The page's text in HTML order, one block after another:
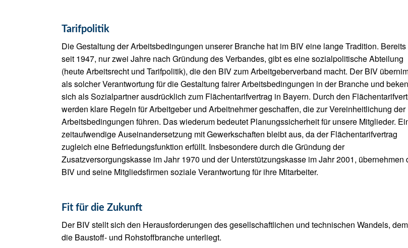
Tarifpolitik
Die Gestaltung der Arbeitsbedingungen unserer Branche hat im BIV eine lange Tradition. Bereits
seit 1947, nur zwei Jahre nach Gründung des Verbandes, gibt es eine sozialpolitische Abteilung
(heute Arbeitsrecht und Tarifpolitik), die den BIV zum Arbeitgeberverband macht. Der BIV
als solcher Verantwortung für die Gestaltung fairer Arbeitsbedingungen in der Branche und
sich als Sozialpartner ausdrücklich zum Flächentarifvertrag in Bayern. Durch den
werden klare Regeln für Arbeitgeber und Arbeitnehmer geschaffen, die zur Vereinheitlichung der
Arbeitsbedingungen führen. Das wiederum bedeutet Planungssicherheit für unsere Mitglieder.
zeitaufwendige Auseinandersetzung mit Gewerkschaften bleibt aus, da der Flächentarifvertrag
zugleich eine Befriedungsfunktion erfüllt. Insbesondere durch die Gründung der
Zusatzversorgungskasse im Jahr 1970 und der Unterstützungskasse im Jahr 2001, übernehmen
BIV und seine Mitgliedsfirmen soziale Verantwortung für ihre Mitarbeiter.
Fit für die Zukunft
Der BIV stellt sich den Herausforderungen des gesellschaftlichen und technischen Wandels, dem
die Baustoff- und Rohstoffbranche unterliegt.